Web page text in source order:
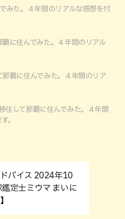
みた。４年間のリアルな感想を忖
覇に住んでみた。４年間のリアル
那覇に住んでみた。４年間のリア
住して那覇に住んでみた。４年間
。
バイス 2024年10
定士ミウマ まいに